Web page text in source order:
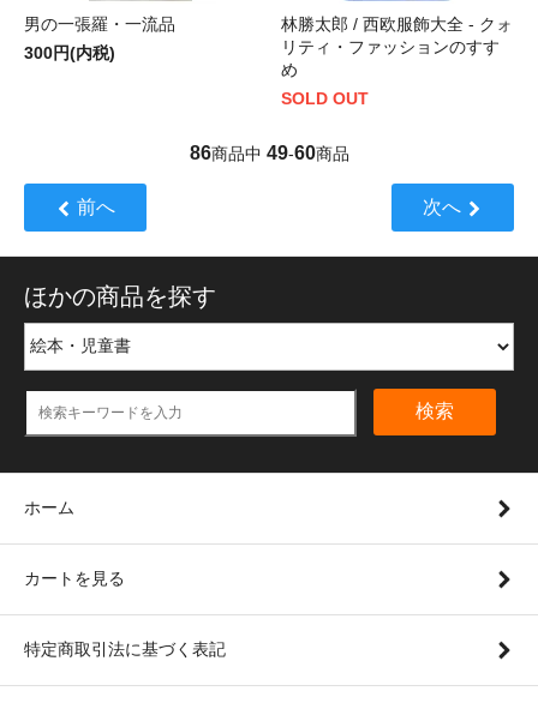
男の一張羅・一流品
300円(内税)
林勝太郎 / 西欧服飾大全 - クォ
リティ・ファッションのすす
め
SOLD OUT
86商品中 49-60商品
前へ 次へ
ほかの商品を探す
検索
ホーム
カートを見る
特定商取引法に基づく表記